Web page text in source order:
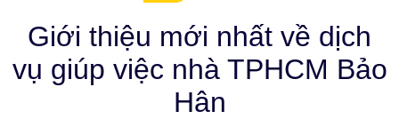
Giới thiệu mới nhất về dịch
vụ giúp việc nhà TPHCM Bảo
Hân